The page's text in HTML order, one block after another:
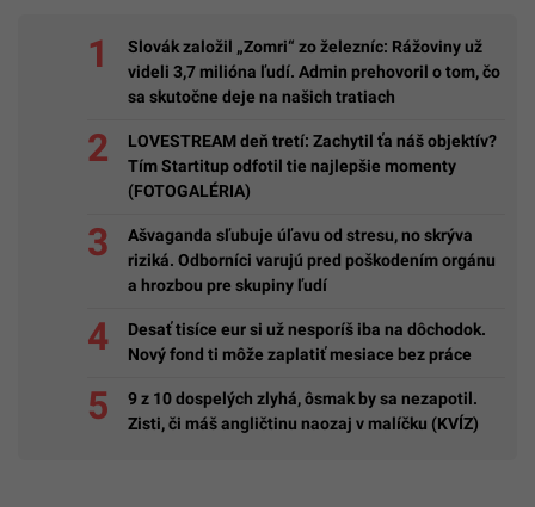
Slovák založil „Zomri“ zo železníc: Rážoviny už
videli 3,7 milióna ľudí. Admin prehovoril o tom, čo
sa skutočne deje na našich tratiach
LOVESTREAM deň tretí: Zachytil ťa náš objektív?
Tím Startitup odfotil tie najlepšie momenty
(FOTOGALÉRIA)
Ašvaganda sľubuje úľavu od stresu, no skrýva
riziká. Odborníci varujú pred poškodením orgánu
a hrozbou pre skupiny ľudí
Desať tisíce eur si už nesporíš iba na dôchodok.
Nový fond ti môže zaplatiť mesiace bez práce
9 z 10 dospelých zlyhá, ôsmak by sa nezapotil.
Zisti, či máš angličtinu naozaj v malíčku (KVÍZ)